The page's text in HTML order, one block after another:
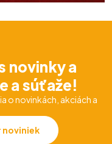
novinky a
a súťaže!
o novinkách, akciách a
noviniek